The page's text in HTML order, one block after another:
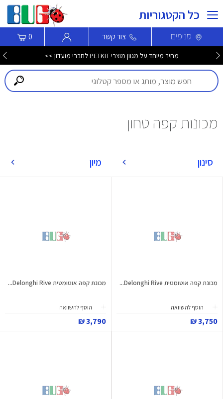
כל הקטגוריות
סניפים צור קשר 0
מחיר מיוחד על מגוון מוצרי PETKIT לחברי מועדון >>
מכונות קפה טחון
סינון מיון
מכונת קפה אוטומטית Delonghi Rive...
הוסף להשוואה
3,750 ₪
מכונת קפה אוטומטית Delonghi Rive...
הוסף להשוואה
3,790 ₪